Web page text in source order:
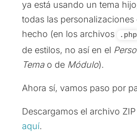
ya está usando un tema
todas las personalizaciones
hecho (en los archivos
.php
de estilos, no así en el
Temao de Módulo).
Ahora sí, vamos paso por
Descargamos el archivo
aquí.